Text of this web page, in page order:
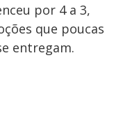
por 4 a 3,
que poucas
entregam.